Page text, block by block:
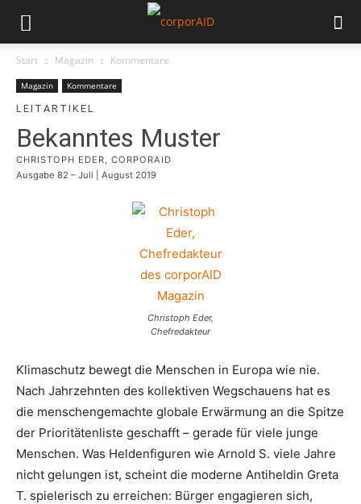
Start Magazin Kommentare
Magazin Kommentare
LEITARTIKEL
Bekanntes Muster
CHRISTOPH EDER, CORPORAID
Ausgabe 82 – Juli | August 2019
Christoph Eder,
Chefredakteur
Klimaschutz bewegt die Menschen in Europa wie nie.
Nach Jahrzehnten des kollektiven Wegschauens hat es
die menschengemachte globale Erwärmung an die Spitze
der Prioritätenliste geschafft – gerade für viele junge
Menschen. Was Heldenfiguren wie Arnold S. viele Jahre
nicht gelungen ist, scheint die moderne Antiheldin Greta
T. spielerisch zu erreichen: Bürger engagieren sich,